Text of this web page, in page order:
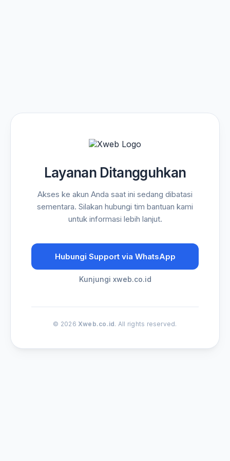
Layanan Ditangguhkan
Akses ke akun Anda saat ini sedang dibatasi
sementara. Silakan hubungi tim bantuan kami
untuk informasi lebih lanjut.
Hubungi Support via WhatsApp
Kunjungi xweb.co.id
© 2026 Xweb.co.id. All rights reserved.